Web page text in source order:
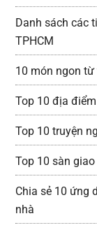
Danh sách các
TPHCM
10 món ngon
Top 10 địa
Top 10 truyện
Top 10 sàn
Chia sẻ 10 ứng
nhà